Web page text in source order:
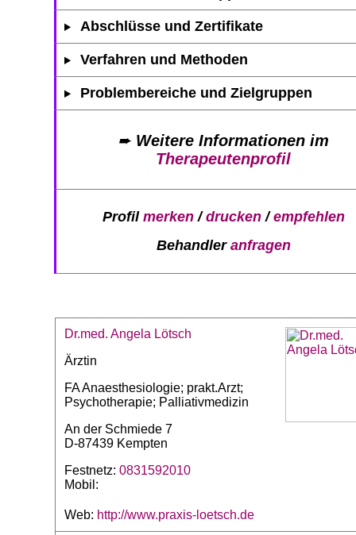
Abschlüsse und Zertifikate
Verfahren und Methoden
Problembereiche und Zielgruppen
➨ Weitere Informationen im
Therapeutenprofil
Profil merken/drucken/empfehlen
Behandler anfragen
Dr.med. Angela Lötsch
Ärztin
FA Anaesthesiologie; prakt.Arzt;
Psychotherapie; Palliativmedizin
An der Schmiede 7
D-87439 Kempten
Festnetz: 0831592010
Mobil:
Web: http://www.praxis-loetsch.de